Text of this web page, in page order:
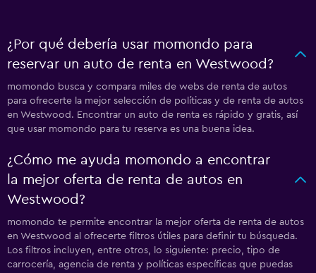
¿Por qué debería usar momondo para
reservar un auto de renta en Westwood?
momondo busca y compara miles de webs de renta de autos
para ofrecerte la mejor selección de políticas y de renta de autos
en Westwood. Encontrar un auto de renta es rápido y gratis, así
que usar momondo para tu reserva es una buena idea.
¿Cómo me ayuda momondo a encontrar
la mejor oferta de renta de autos en
Westwood?
momondo te permite encontrar la mejor oferta de renta de autos
en Westwood al ofrecerte filtros útiles para definir tu búsqueda.
Los filtros incluyen, entre otros, lo siguiente: precio, tipo de
carrocería, agencia de renta y políticas específicas que puedas